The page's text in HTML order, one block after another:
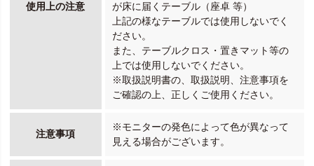
使用上の注意
が床に届くテーブル（座卓 等）
上記の様なテーブルでは使用しないでく
ださい。
また、テーブルクロス・置きマット等の
上では使用しないでください。
※取扱説明書の、取扱説明、注意事項を
ご確認の上、正しくご使用ください。
注意事項
※モニターの発色によって色が異なって
見える場合がございます。